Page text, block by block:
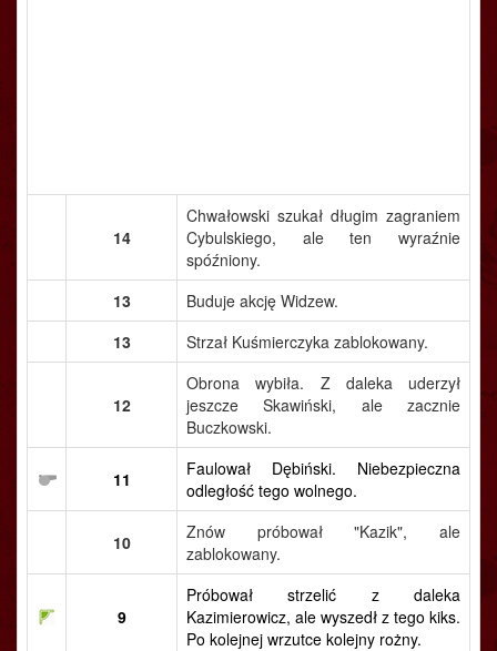
14
Chwałowski szukał długim zagraniem
Cybulskiego, ale ten wyraźnie
spóźniony.
13
Buduje akcję Widzew.
13
Strzał Kuśmierczyka zablokowany.
12
Obrona wybiła. Z daleka uderzył
jeszcze Skawiński, ale zacznie
Buczkowski.
11
Faulował Dębiński. Niebezpieczna
odległość tego wolnego.
10
Znów próbował "Kazik", ale
zablokowany.
9
Próbował strzelić z daleka
Kazimierowicz, ale wyszedł z tego kiks.
Po kolejnej wrzutce kolejny rożny.